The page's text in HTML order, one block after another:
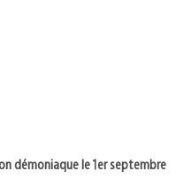
démoniaque le 1er septembre